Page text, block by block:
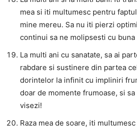
mea si iti multumesc pentru
mine mereu. Sa nu iti pierzi
continui sa ne molipsesti cu
La multi ani cu sanatate, sa ai
rabdare si sustinere din partea
dorintelor la infinit cu impliniri
doar de momente frumoase, si
visezi!
Raza mea de soare, iti